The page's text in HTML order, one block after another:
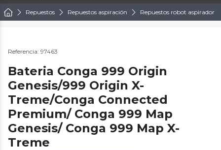
Repuestos Repuestos aspiración Repuestos robot aspirador
Referencia: 97463
Bateria Conga 999 Origin
Genesis/999 Origin X-
Treme/Conga Connected
Premium/ Conga 999 Map
Genesis/ Conga 999 Map X-
Treme